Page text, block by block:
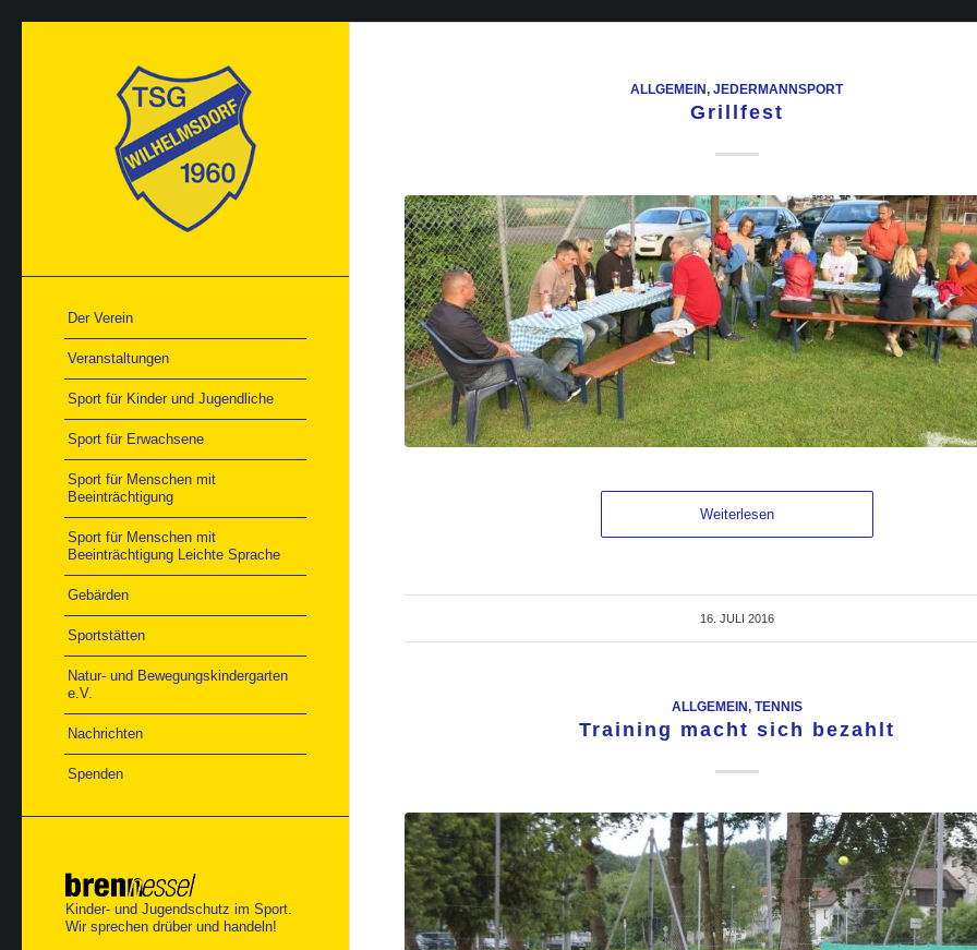
Der Verein
Veranstaltungen
Sport für Kinder und Jugendliche
Sport für Erwachsene
Sport für Menschen mit
Beeinträchtigung
Sport für Menschen mit
Beeinträchtigung Leichte Sprache
Gebärden
Sportstätten
Natur- und Bewegungskindergarten
e.V.
Nachrichten
Spenden
Kinder- und Jugendschutz im Sport.
Wir sprechen drüber und handeln!
ALLGEMEIN,JEDERMANNSPORT
Grillfest
Weiterlesen
16. JULI 2016
ALLGEMEIN, TENNIS
Training macht sich bezahlt